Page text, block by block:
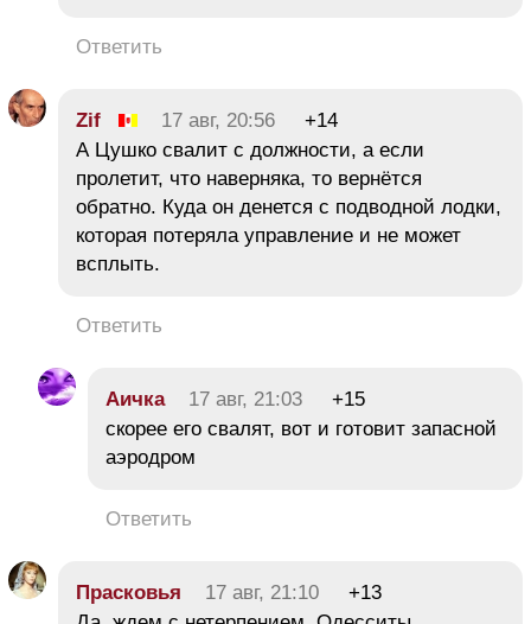
Ответить
Zif 17 авг, 20:56
+14
А Цушко свалит с должности, а если
пролетит, что наверняка, то вернётся
обратно. Куда он денется с подводной лодки,
которая потеряла управление и не может
всплыть.
Ответить
Аичка 17 авг, 21:03
+15
скорее его свалят, вот и готовит запасной
аэродром
Ответить
Прасковья 17 авг, 21:10
+13